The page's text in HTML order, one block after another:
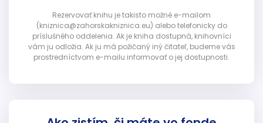
Rezervovať knihu je takisto možné e-mailom
(kniznica@zahorskakniznica.eu) alebo telefonicky do
príslušného oddelenia. Ak je kniha dostupná, knihovníci
vám ju odložia. Ak ju má požičaný iný čitateľ, budeme vás
prostredníctvom e-mailu informovať o jej dostupnosti.